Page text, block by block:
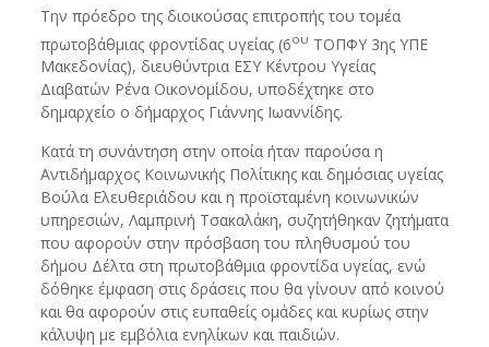
Την πρόεδρο της διοικούσας επιτροπής του τομέα
πρωτοβάθμιας φροντίδας υγείας (6ου ΤΟΠΦΥ 3ης ΥΠΕ
Μακεδονίας), διευθύντρια ΕΣΥ Κέντρου Υγείας
Διαβατών Ρένα Οικονομίδου, υποδέχτηκε στο
δημαρχείο ο δήμαρχος Γιάννης Ιωαννίδης.
Κατά τη συνάντηση στην οποία ήταν παρούσα η
Αντιδήμαρχος Κοινωνικής Πολίτικης και δημόσιας υγείας
Βούλα Ελευθεριάδου και η προϊσταμένη κοινωνικών
υπηρεσιών, Λαμπρινή Τσακαλάκη, συζητήθηκαν ζητήματα
που αφορούν στην πρόσβαση του πληθυσμού του
δήμου Δέλτα στη πρωτοβάθμια φροντίδα υγείας, ενώ
δόθηκε έμφαση στις δράσεις που θα γίνουν από κοινού
και θα αφορούν στις ευπαθείς ομάδες και κυρίως στην
κάλυψη με εμβόλια ενηλίκων και παιδιών.